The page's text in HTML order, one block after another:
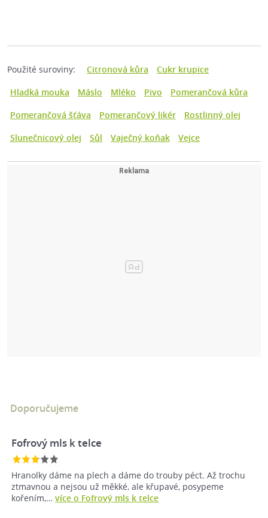
Použité suroviny: Citronová kůra
Cukr krupice
Hladká mouka
Máslo Mléko Pivo
Pomerančová kůra
Pomerančová šťáva
Pomerančový likér
Rostlinný olej
Slunečnicový olej
Sůl Vaječný koňak Vejce
Doporučujeme
Fofrový mls k telce
Hranolky dáme na plech a dáme do trouby péct. Až trochu
ztmavnou a nejsou už měkké, ale křupavé, posypeme
kořením,… více o Fofrový mls k telce